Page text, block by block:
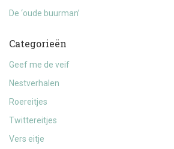
De ‘oude buurman’
Categorieën
Geef me de veif
Nestverhalen
Roereitjes
Twittereitjes
Vers eitje